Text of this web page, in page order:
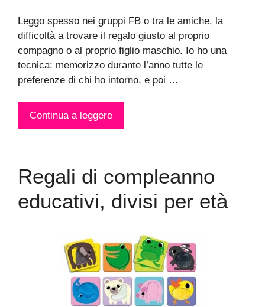
Leggo spesso nei gruppi FB o tra le amiche, la
difficoltà a trovare il regalo giusto al proprio
compagno o al proprio figlio maschio. Io ho una
tecnica: memorizzo durante l’anno tutte le
preferenze di chi ho intorno, e poi …
Continua a leggere
Regali di compleanno
educativi, divisi per età